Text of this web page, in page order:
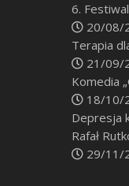
6.
20/08/
Terapia
21/09/
Komedia
18/10/
Depresja
Rafał
29/11/